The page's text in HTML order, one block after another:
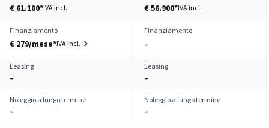
€ 61.100*IVA incl. € 56.900*IVA incl.
Finanziamento
€ 279/mese*IVA incl.
Finanziamento
–
Leasing
–
Leasing
–
Noleggio a lungo termine
–
Noleggio a lungo termine
–